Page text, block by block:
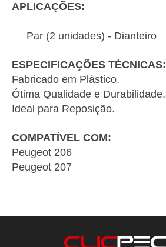
APLICAÇÕES:
Par (2 unidades) - Dianteiro
ESPECIFICAÇÕES TÉCNICAS:
Fabricado em Plástico.
Ótima Qualidade e Durabilidade.
Ideal para Reposição.
COMPATÍVEL COM:
Peugeot 206
Peugeot 207